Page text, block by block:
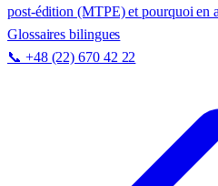
post-édition (MTPE) et pourquoi en
Glossaires bilingues
📞 +48 (22) 670 42 22